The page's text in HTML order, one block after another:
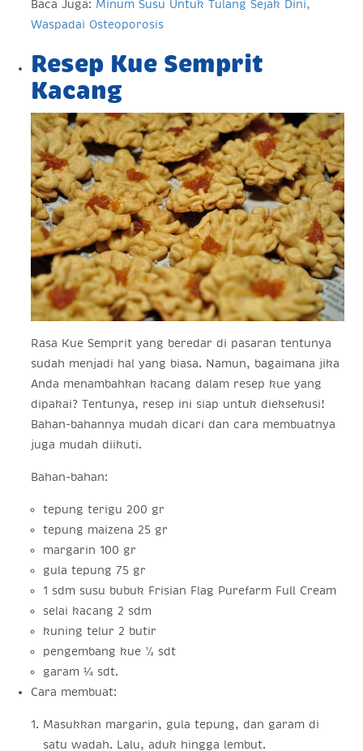
Baca Juga: Minum Susu Untuk Tulang Sejak Dini,
Waspadai Osteoporosis
Resep Kue Semprit
Kacang
Rasa Kue Semprit yang beredar di pasaran tentunya
sudah menjadi hal yang biasa. Namun, bagaimana jika
Anda menambahkan kacang dalam resep kue yang
dipakai? Tentunya, resep ini siap untuk dieksekusi!
Bahan-bahannya mudah dicari dan cara membuatnya
juga mudah diikuti.
Bahan-bahan:
tepung terigu 200 gr
tepung maizena 25 gr
margarin 100 gr
gula tepung 75 gr
1 sdm susu bubuk Frisian Flag Purefarm Full Cream
selai kacang 2 sdm
kuning telur 2 butir
pengembang kue ½ sdt
garam ¼ sdt.
Cara membuat:
Masukkan margarin, gula tepung, dan garam di
satu wadah. Lalu, aduk hingga lembut.